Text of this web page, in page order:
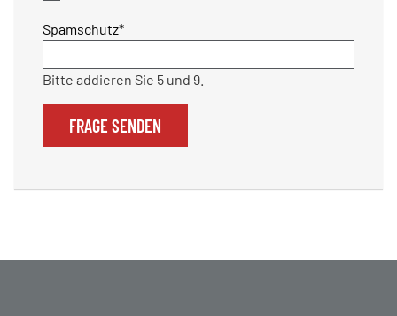
Pflichtfeld
Spamschutz*
Bitte addieren Sie 5 und 9.
FRAGE SENDEN